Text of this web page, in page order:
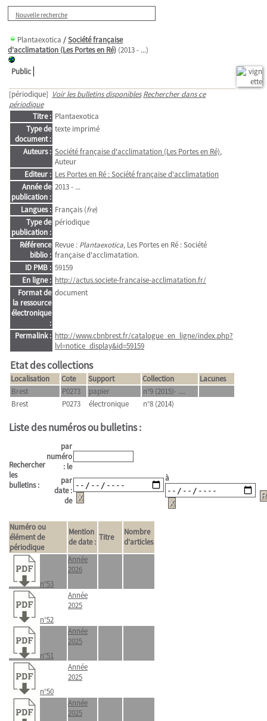
Nouvelle recherche
Plantaexotica /Société française
d'acclimatation (Les Portes en Ré) (2013 - ...)
Public
[périodique] Voir les bulletins disponibles Rechercher dans ce
périodique
Titre : Plantaexotica
Type de
document :
texte imprimé
Auteurs : Société française d'acclimatation (Les Portes en Ré),
Auteur
Editeur : Les Portes en Ré : Société française d'acclimatation
Année de
publication :
2013 - ...
Langues : Français (fre)
Type de
publication :
périodique
Référence
biblio :
Revue : Plantaexotica, Les Portes en Ré : Société
française d'acclimatation.
ID PMB : 59159
En ligne : http://actus.societe-francaise-acclimatation.fr/
Format de
la ressource
électronique
:
document
Permalink : http://www.cbnbrest.fr/catalogue_en_ligne/index.php?
lvl=notice_display&id=59159
Etat des collections
Localisation Cote Support Collection
Lacunes
Brest
P0273 papier
n°9 (2015)- ....
Brest
P0273 électronique n°8 (2014)
Liste des numéros ou bulletins :
Rechercher
les
bulletins :
par
numéro
: le
par
date :
de
à
Numéro ou
élément de
périodique
Mention
de date : Titre
Nombre
d'articles
n°53
Année
2026
n°52
Année
2025
n°51
Année
2025
n°50
Année
2025
Année
2025